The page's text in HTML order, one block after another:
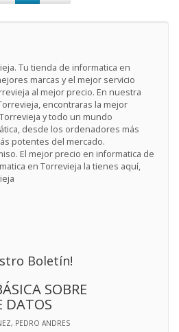
Tu tienda de informatica en
marcas y el mejor servicio
al mejor precio. En nuestra
encontraras la mejor
y todo un mundo
desde los ordenadores más
potentes del mercado.
El mejor precio en informatica de
en Torrevieja la tienes aquí,
Boletín!
SOBRE
DATOS
PEDRO ANDRES